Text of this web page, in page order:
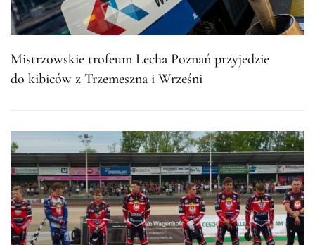
Mistrzowskie trofeum Lecha Poznań przyjedzie
do kibiców z Trzemeszna i Wrześni